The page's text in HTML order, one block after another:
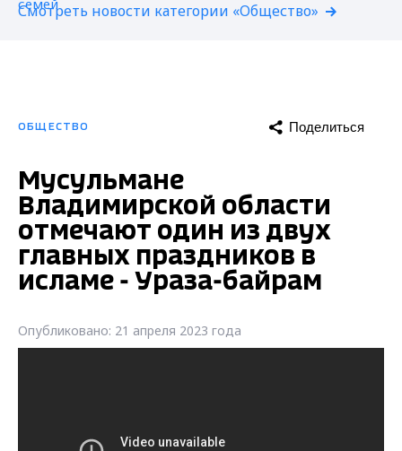
Смотреть новости категории «Общество»
ОБЩЕСТВО Поделиться
Мусульмане
Владимирской области
отмечают один из двух
главных праздников в
исламе - Ураза-байрам
Опубликовано: 21 апреля 2023 года